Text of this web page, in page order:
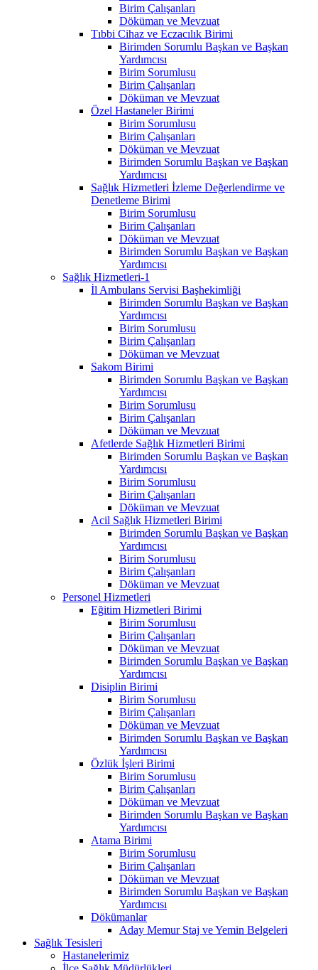
Birim Çalışanları
Döküman ve Mevzuat
Tıbbi Cihaz ve Eczacılık Birimi
Birimden Sorumlu Başkan ve Başkan
Yardımcısı
Birim Sorumlusu
Birim Çalışanları
Döküman ve Mevzuat
Özel Hastaneler Birimi
Birim Sorumlusu
Birim Çalışanları
Döküman ve Mevzuat
Birimden Sorumlu Başkan ve Başkan
Yardımcısı
Sağlık Hizmetleri İzleme Değerlendirme ve
Denetleme Birimi
Birim Sorumlusu
Birim Çalışanları
Döküman ve Mevzuat
Birimden Sorumlu Başkan ve Başkan
Yardımcısı
Sağlık Hizmetleri-1
İl Ambulans Servisi Başhekimliği
Birimden Sorumlu Başkan ve Başkan
Yardımcısı
Birim Sorumlusu
Birim Çalışanları
Döküman ve Mevzuat
Sakom Birimi
Birimden Sorumlu Başkan ve Başkan
Yardımcısı
Birim Sorumlusu
Birim Çalışanları
Döküman ve Mevzuat
Afetlerde Sağlık Hizmetleri Birimi
Birimden Sorumlu Başkan ve Başkan
Yardımcısı
Birim Sorumlusu
Birim Çalışanları
Döküman ve Mevzuat
Acil Sağlık Hizmetleri Birimi
Birimden Sorumlu Başkan ve Başkan
Yardımcısı
Birim Sorumlusu
Birim Çalışanları
Döküman ve Mevzuat
Personel Hizmetleri
Eğitim Hizmetleri Birimi
Birim Sorumlusu
Birim Çalışanları
Döküman ve Mevzuat
Birimden Sorumlu Başkan ve Başkan
Yardımcısı
Disiplin Birimi
Birim Sorumlusu
Birim Çalışanları
Döküman ve Mevzuat
Birimden Sorumlu Başkan ve Başkan
Yardımcısı
Özlük İşleri Birimi
Birim Sorumlusu
Birim Çalışanları
Döküman ve Mevzuat
Birimden Sorumlu Başkan ve Başkan
Yardımcısı
Atama Birimi
Birim Sorumlusu
Birim Çalışanları
Döküman ve Mevzuat
Birimden Sorumlu Başkan ve Başkan
Yardımcısı
Dökümanlar
Aday Memur Staj ve Yemin Belgeleri
Sağlık Tesisleri
Hastanelerimiz